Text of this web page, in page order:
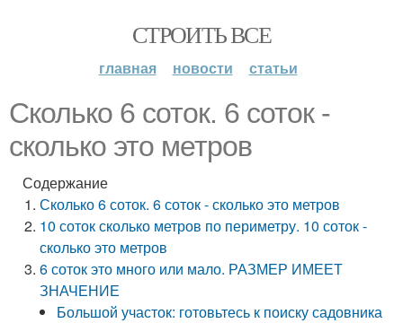
СТРОИТЬ ВСЕ
главная новости статьи
Сколько 6 соток. 6 соток -
сколько это метров
Содержание
Сколько 6 соток. 6 соток - сколько это метров
10 соток сколько метров по периметру. 10 соток -
сколько это метров
6 соток это много или мало. РАЗМЕР ИМЕЕТ
ЗНАЧЕНИЕ
Большой участок: готовьтесь к поиску садовника